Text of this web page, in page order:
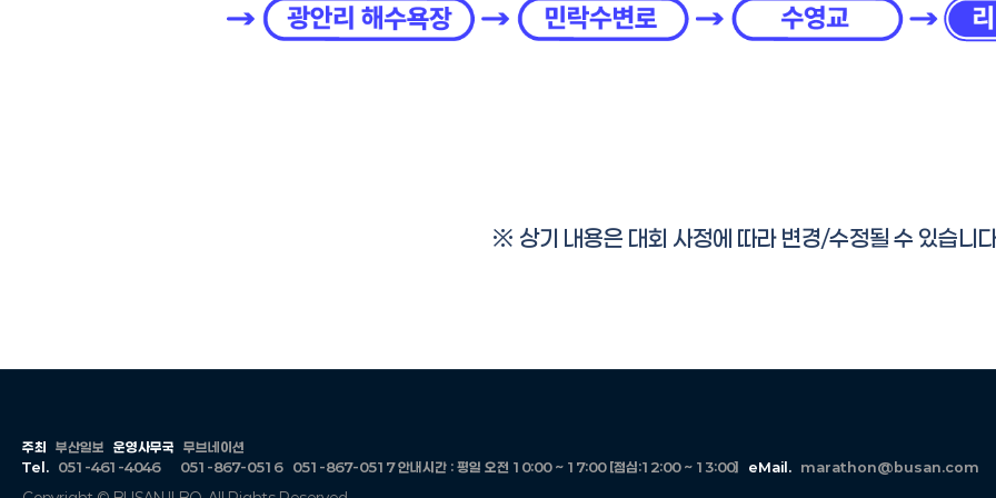
※ 상기 내용은 대회 사정에 따라 변경/수정될 수 있습니
주최 부산일보 운영사무국
무브네이션
Tel.
051-461-4046 051-867-0516 051-867-0517안내시간 : 평일 오전 10:00 ~ 17:00 [점심:12:00 ~ 13:00] eMail. marathon@busan.com